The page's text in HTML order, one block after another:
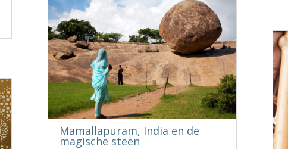
Mamallapuram, India en de
magische steen